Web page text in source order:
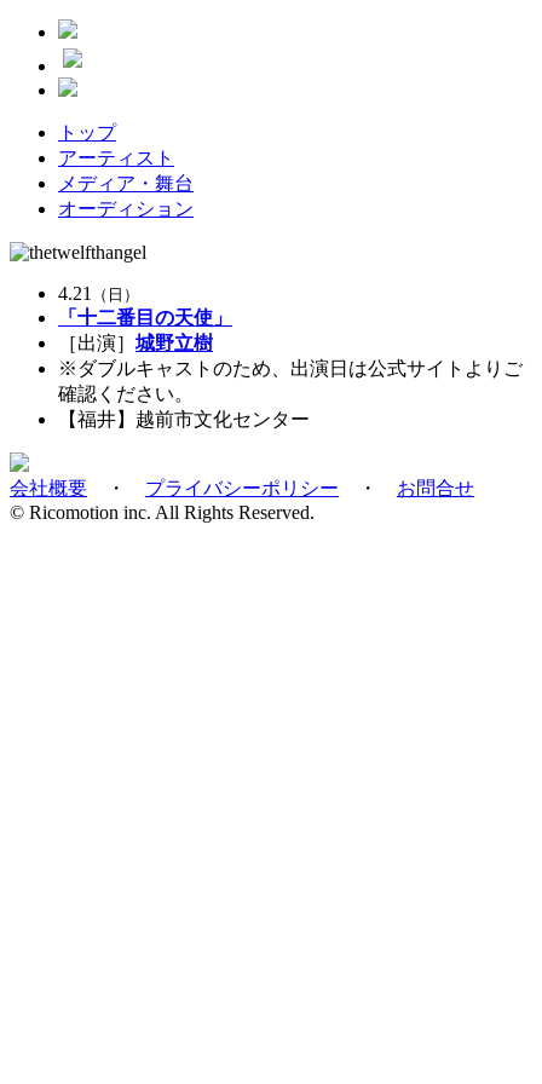
トップ
アーティスト
メディア・舞台
オーディション
4.21 （日）
「十二番目の天使」
［出演］ 城野立樹
※ダブルキャストのため、出演日は公式サイトよりご
確認ください。
【福井】 越前市文化センター
会社概要 ・ プライバシーポリシー ・ お問合せ
© Ricomotion inc. All Rights Reserved.